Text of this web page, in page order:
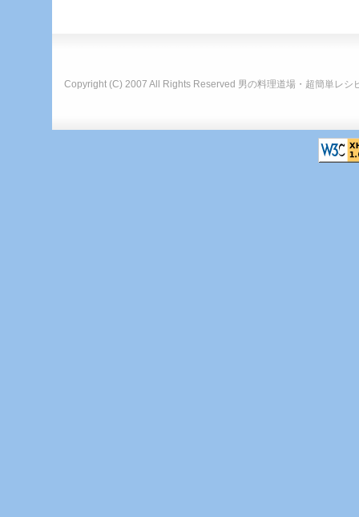
Copyright (C) 2007 All Rights Reserved 男の料理道場・超簡単レシ